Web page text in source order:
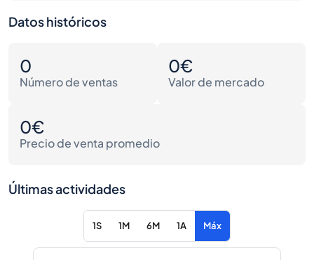
Datos históricos
0
Número de ventas
0€
Valor de mercado
0€
Precio de venta promedio
Últimas actividades
1S 1M 6M 1A Máx